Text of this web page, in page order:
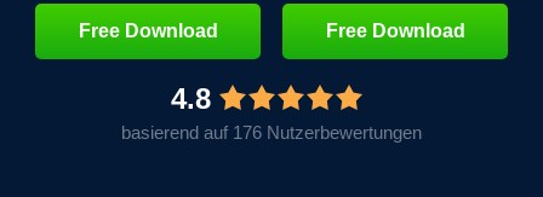
Free Download Free Download
4.8
basierend auf 176 Nutzerbewertungen